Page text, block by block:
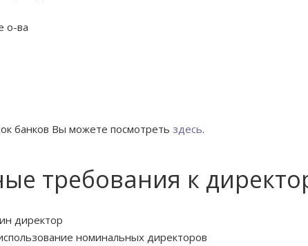
о-ва
банков Вы можете посмотреть здесь.
требования к
директор
номинальных директоров